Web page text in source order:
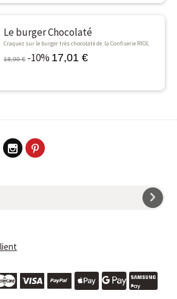
Le burger Chocolaté
Craquez sur le burger très chocolaté de la Confiserie RIOL
18,90 € -10% 17,01 €